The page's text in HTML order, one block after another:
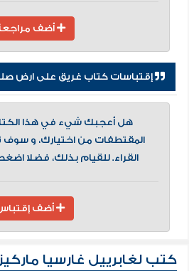
أضف
إقتباسات كتاب غريق على ارض
هل أعجبك شيء في هذا
المقتطفات من اختيارك، و
القراء. للقيام بذلك، فضلا
أضف
كتب لغابرييل غارسيا